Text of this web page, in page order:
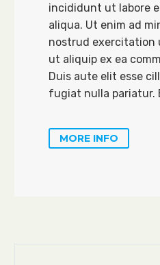
incididunt ut labore
aliqua. Ut enim ad
nostrud exercitation
ut aliquip ex ea
Duis aute elit esse
fugiat nulla pariatur.
MORE INFO